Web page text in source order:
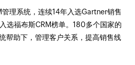
理系统，连续14年入选Gartner销售
选福布斯CRM榜单。180多个国家的
帮助下，管理客户关系，提高销售线